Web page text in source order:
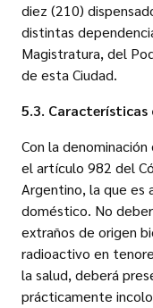
diez (210)
distintas
Magistratura, del
de esta Ciudad.
5.3. Características
Con la
el artículo 982 del
Argentino, la que es
doméstico. No
extraños de origen
radioactivo en
la salud, deberá
prácticamente